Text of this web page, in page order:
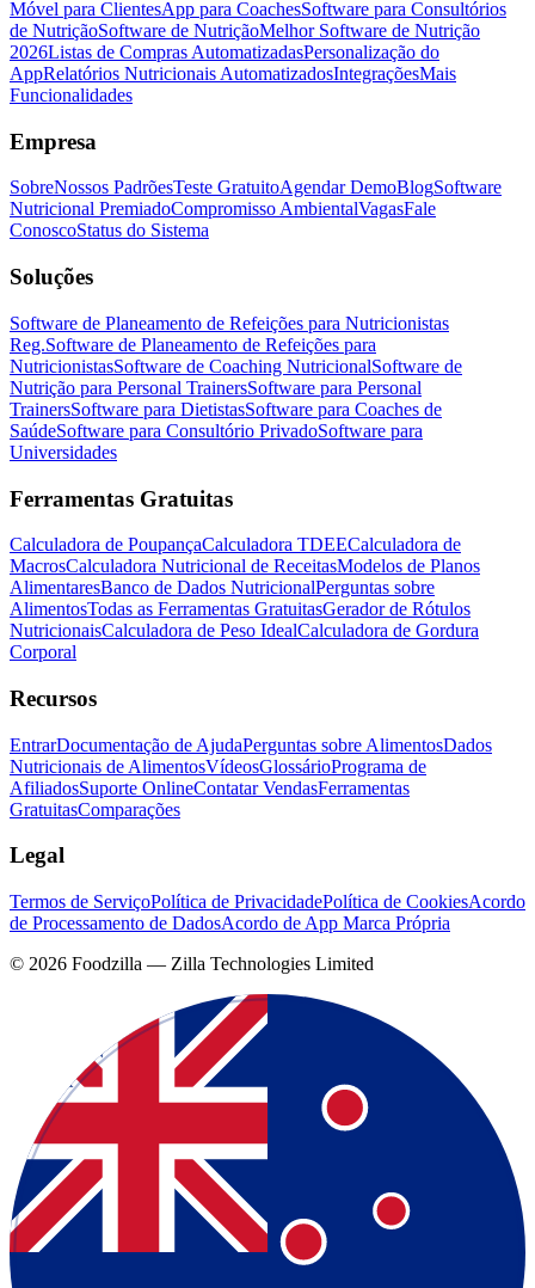
Móvel para ClientesApp para CoachesSoftware para Consultórios
de NutriçãoSoftware de NutriçãoMelhor Software de Nutrição
2026Listas de Compras AutomatizadasPersonalização do
AppRelatórios Nutricionais AutomatizadosIntegraçõesMais
Funcionalidades
Empresa
SobreNossos PadrõesTeste GratuitoAgendar DemoBlogSoftware
Nutricional PremiadoCompromisso AmbientalVagasFale
ConoscoStatus do Sistema
Soluções
Software de Planeamento de Refeições para Nutricionistas
Reg.Software de Planeamento de Refeições para
NutricionistasSoftware de Coaching NutricionalSoftware de
Nutrição para Personal TrainersSoftware para Personal
TrainersSoftware para DietistasSoftware para Coaches de
SaúdeSoftware para Consultório PrivadoSoftware para
Universidades
Ferramentas Gratuitas
Calculadora de PoupançaCalculadora TDEECalculadora de
MacrosCalculadora Nutricional de ReceitasModelos de Planos
AlimentaresBanco de Dados NutricionalPerguntas sobre
AlimentosTodas as Ferramentas GratuitasGerador de Rótulos
NutricionaisCalculadora de Peso IdealCalculadora de Gordura
Corporal
Recursos
EntrarDocumentação de AjudaPerguntas sobre AlimentosDados
Nutricionais de AlimentosVídeosGlossárioPrograma de
AfiliadosSuporte OnlineContatar VendasFerramentas
GratuitasComparações
Legal
Termos de ServiçoPolítica de PrivacidadePolítica de CookiesAcordo
de Processamento de DadosAcordo de App Marca Própria
© 2026 Foodzilla — Zilla Technologies Limited